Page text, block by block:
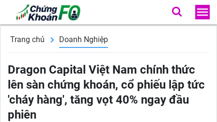
Trang chủ Doanh Nghiệp
Dragon Capital Việt Nam chính thức
lên sàn chứng khoán, cổ phiếu lập tức
'cháy hàng', tăng vọt 40% ngay đầu
phiên